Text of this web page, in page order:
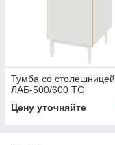
Тумба со столешницей
ЛАБ-500/600 ТС
Цену уточняйте